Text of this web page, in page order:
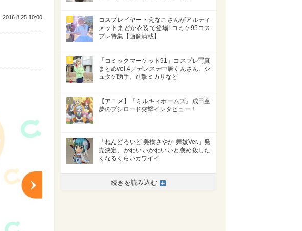
2016.8.25 10:00 2
コスプレイヤー・えなこさんがアルティ
メットまどか衣装で登場! コミケ95コス
プレ特集【画像満載】
3
「コミックマーケット91」コスプレ写真
まとめvol.4／デレステ中居くんさん、シ
ュタゲ助手、進撃ミカサなど
4
【アニメ】『ミルキィホームズ』成田童
夢のブシロード突撃インタビュー！
5
「ねんどろいど 美樹さやか 舞妓Ver.」発
売決定、かわいいかわいいと褒め殺した
くなるくらいカワイイ
続きを読み込む